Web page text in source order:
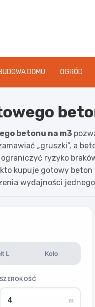
DOMU OGRÓD
betonu na m3
„gruszki”, a
ograniczyć ryzyko
kupuje gotowy beton
wydajności
L Koło
SZEROKOŚĆ
m